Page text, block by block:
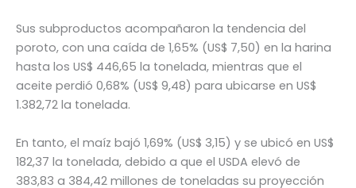
Sus subproductos acompañaron la tendencia del
poroto, con una caída de 1,65% (US$ 7,50) en la harina
hasta los US$ 446,65 la tonelada, mientras que el
aceite perdió 0,68% (US$ 9,48) para ubicarse en US$
1.382,72 la tonelada.
En tanto, el maíz bajó 1,69% (US$ 3,15) y se ubicó en US$
182,37 la tonelada, debido a que el USDA elevó de
383,83 a 384,42 millones de toneladas su proyección